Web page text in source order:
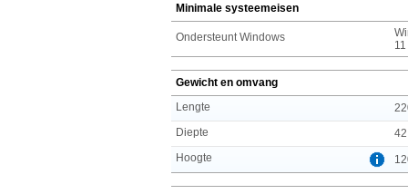
Minimale systeemeisen
Ondersteunt Windows
11
Gewicht en omvang
Lengte
Diepte
Hoogte